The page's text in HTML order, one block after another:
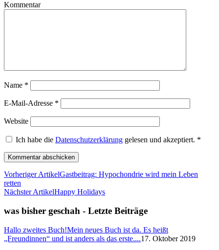
Kommentar
Name *
E-Mail-Adresse *
Website
Ich habe die Datenschutzerklärung gelesen und akzeptiert. *
Vorheriger ArtikelGastbeitrag: Hypochondrie wird mein Leben
retten
Nächster ArtikelHappy Holidays
was bisher geschah - Letzte Beiträge
Hallo zweites Buch!Mein neues Buch ist da. Es heißt
„Freundinnen“ und ist anders als das erste....17. Oktober 2019